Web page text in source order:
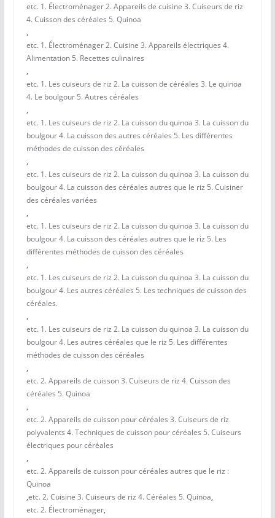
etc. 1. Électroménager 2. Appareils de cuisine 3. Cuiseurs de riz
4. Cuisson des céréales 5. Quinoa
,
etc. 1. Électroménager 2. Cuisine 3. Appareils électriques 4.
Alimentation 5. Recettes culinaires
,
etc. 1. Les cuiseurs de riz 2. La cuisson de céréales 3. Le quinoa
4. Le boulgour 5. Autres céréales
,
etc. 1. Les cuiseurs de riz 2. La cuisson du quinoa 3. La cuisson du
boulgour 4. La cuisson des autres céréales 5. Les différentes
méthodes de cuisson des céréales
,
etc. 1. Les cuiseurs de riz 2. La cuisson du quinoa 3. La cuisson du
boulgour 4. La cuisson des céréales autres que le riz 5. Cuisiner
des céréales variées
,
etc. 1. Les cuiseurs de riz 2. La cuisson du quinoa 3. La cuisson du
boulgour 4. La cuisson des céréales autres que le riz 5. Les
différentes méthodes de cuisson des céréales
,
etc. 1. Les cuiseurs de riz 2. La cuisson du quinoa 3. La cuisson du
boulgour 4. Les autres céréales 5. Les techniques de cuisson des
céréales.
,
etc. 1. Les cuiseurs de riz 2. La cuisson du quinoa 3. La cuisson du
boulgour 4. Les autres céréales que le riz 5. Les différentes
méthodes de cuisson des céréales
,
etc. 2. Appareils de cuisson 3. Cuiseurs de riz 4. Cuisson des
céréales 5. Quinoa
,
etc. 2. Appareils de cuisson pour céréales 3. Cuiseurs de riz
polyvalents 4. Techniques de cuisson pour céréales 5. Cuiseurs
électriques pour céréales
,
etc. 2. Appareils de cuisson pour céréales autres que le riz :
Quinoa
,etc. 2. Cuisine 3. Cuiseurs de riz 4. Céréales 5. Quinoa,
etc. 2. Électroménager,